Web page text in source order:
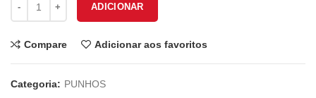
ADICIONAR
Compare Adicionar aos favoritos
Categoria: PUNHOS